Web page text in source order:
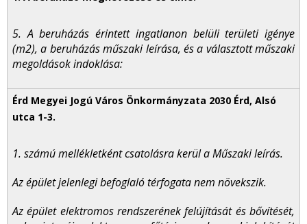
5. A beruházás érintett ingatlanon belüli területi igénye
(m2), a beruházás műszaki leírása, és a választott műszaki
megoldások indoklása:
1. számú mellékletként csatolásra kerül a Műszaki leírás.
Az épület jelenlegi befoglaló térfogata nem növekszik.
Az épület elektromos rendszerének felújítását és bővítését,